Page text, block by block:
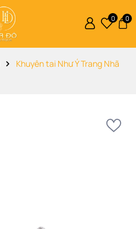
0 0
Khuyên tai Như Ý Trang Nhã